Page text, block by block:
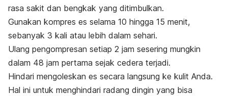
rasa sakit dan bengkak yang ditimbulkan.
Gunakan kompres es selama 10 hingga 15 menit,
sebanyak 3 kali atau lebih dalam sehari.
Ulang pengompresan setiap 2 jam sesering mungkin
dalam 48 jam pertama sejak cedera terjadi.
Hindari mengoleskan es secara langsung ke kulit Anda.
Hal ini untuk menghindari radang dingin yang bisa